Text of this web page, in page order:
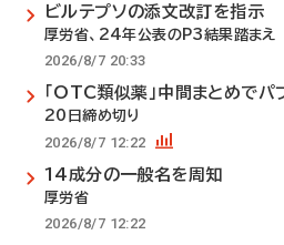
ビルテプソの添文改訂を指示
厚労省、24年公表のP3結果踏まえ
2026/8/7 20:33
「OTC類似薬」中間まとめでパ
20日締め切り
2026/8/7 12:22
14成分の一般名を周知
厚労省
2026/8/7 12:22